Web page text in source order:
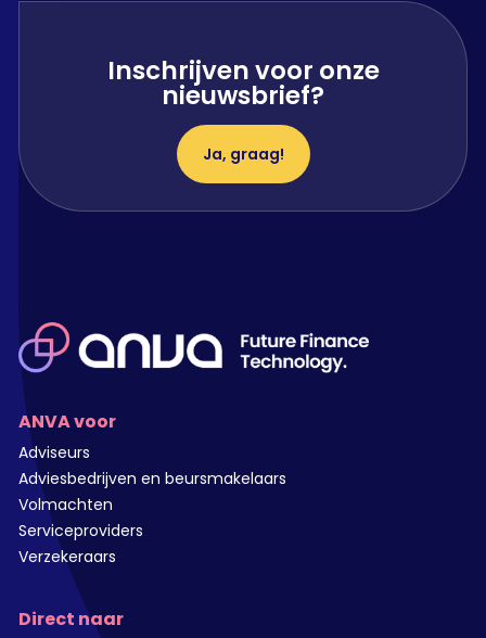
Inschrijven voor onze
nieuwsbrief?
Ja, graag!
ANVA voor
Adviseurs
Adviesbedrijven en beursmakelaars
Volmachten
Serviceproviders
Verzekeraars
Direct naar